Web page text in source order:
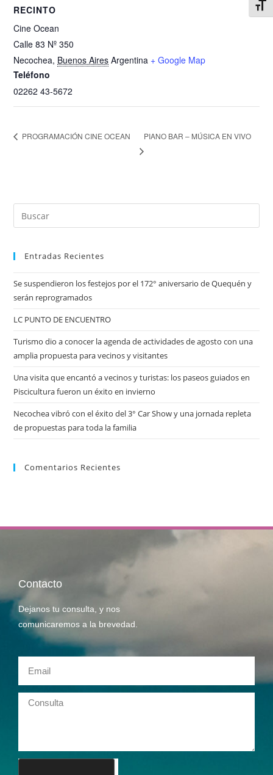
RECINTO
Cine Ocean
Calle 83 Nº 350
Necochea, Buenos Aires Argentina + Google Map
Teléfono
02262 43-5672
PROGRAMACIÓN CINE OCEAN PIANO BAR – MÚSICA EN VIVO
Entradas Recientes
Se suspendieron los festejos por el 172° aniversario de Quequén y
serán reprogramados
LC PUNTO DE ENCUENTRO
Turismo dio a conocer la agenda de actividades de agosto con una
amplia propuesta para vecinos y visitantes
Una visita que encantó a vecinos y turistas: los paseos guiados en
Piscicultura fueron un éxito en invierno
Necochea vibró con el éxito del 3° Car Show y una jornada repleta
de propuestas para toda la familia
Comentarios Recientes
Contacto
Dejanos tu consulta, y nos
comunicaremos a la brevedad.